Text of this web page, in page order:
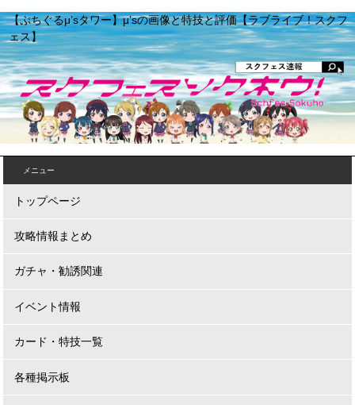
【ぷちぐるμ’sタワー】μ’sの画像と特技と評価【ラブライブ！スクフ
ェス】
メニュー
トップページ
攻略情報まとめ
ガチャ・勧誘関連
イベント情報
カード・特技一覧
各種掲示板